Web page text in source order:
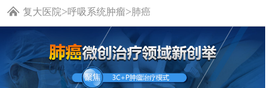
复大医院>呼吸系统肿瘤>肺癌